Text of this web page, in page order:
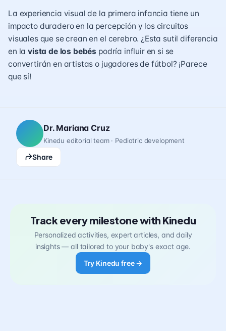
La experiencia visual de la primera infancia tiene un
impacto duradero en la percepción y los circuitos
visuales que se crean en el cerebro. ¿Esta sutil diferencia
en lavista de los bebés podría influir en si se
convertirán en artistas o jugadores de fútbol? ¡Parece
que sí!
Dr. Mariana Cruz
Kinedu editorial team · Pediatric development
Share
Track every milestone with Kinedu
Personalized activities, expert articles, and daily
insights — all tailored to your baby's exact age.
Try Kinedu free →